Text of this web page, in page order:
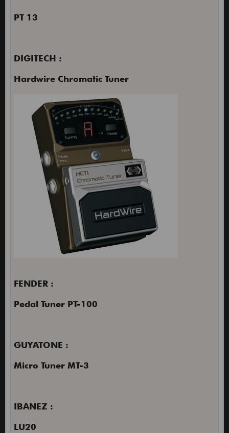
PT 13
DIGITECH :
Hardwire Chromatic Tuner
FENDER :
Pedal Tuner PT-100
GUYATONE :
Micro Tuner MT-3
IBANEZ :
LU20